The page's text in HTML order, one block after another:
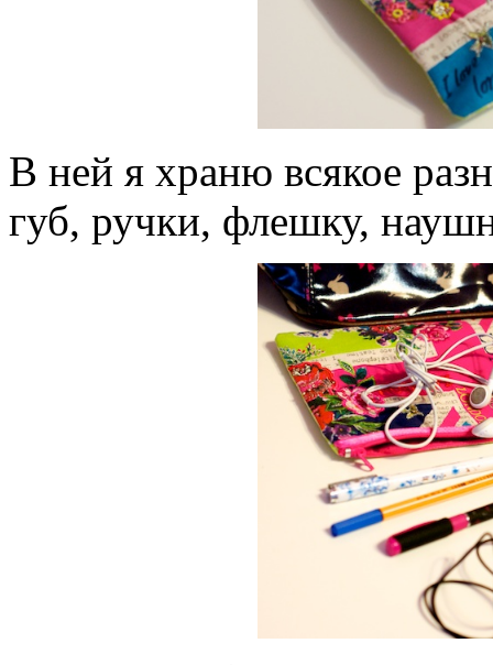
В ней я храню всякое
губ, ручки, флешку,